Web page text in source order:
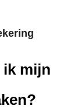
ik mijn